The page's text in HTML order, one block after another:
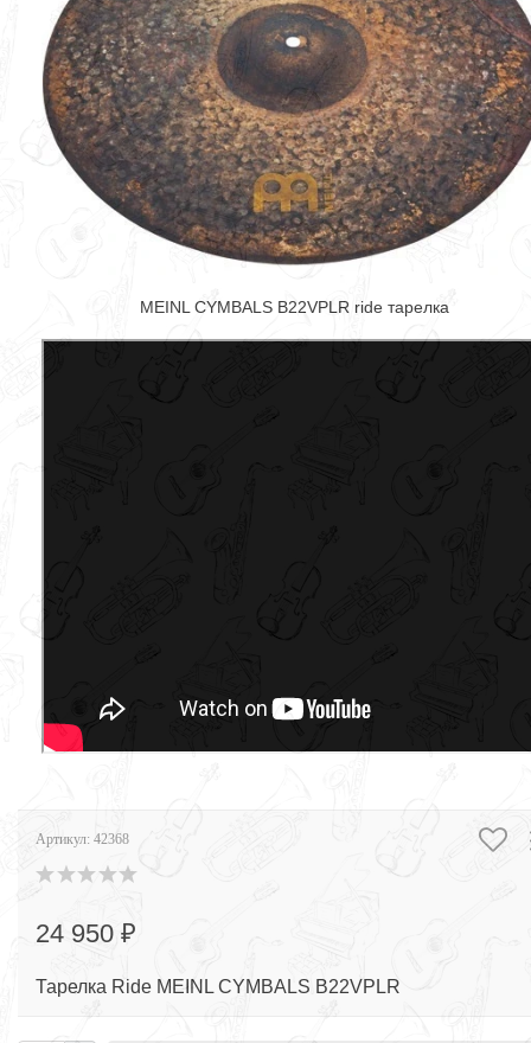
MEINL CYMBALS B22VPLR ride тарелка
Артикул: 42368
24 950 ₽
Тарелка Ride MEINL CYMBALS B22VPLR